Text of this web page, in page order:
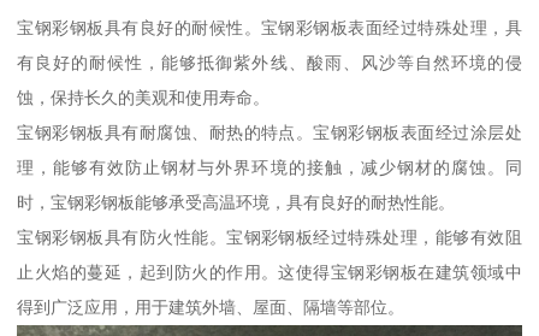
宝钢彩钢板具有良好的耐候性。宝钢彩钢板表面经过特殊处理，具
有良好的耐候性，能够抵御紫外线、酸雨、风沙等自然环境的侵
蚀，保持长久的美观和使用寿命。
宝钢彩钢板具有耐腐蚀、耐热的特点。宝钢彩钢板表面经过涂层处
理，能够有效防止钢材与外界环境的接触，减少钢材的腐蚀。同
时，宝钢彩钢板能够承受高温环境，具有良好的耐热性能。
宝钢彩钢板具有防火性能。宝钢彩钢板经过特殊处理，能够有效阻
止火焰的蔓延，起到防火的作用。这使得宝钢彩钢板在建筑领域中
得到广泛应用，用于建筑外墙、屋面、隔墙等部位。